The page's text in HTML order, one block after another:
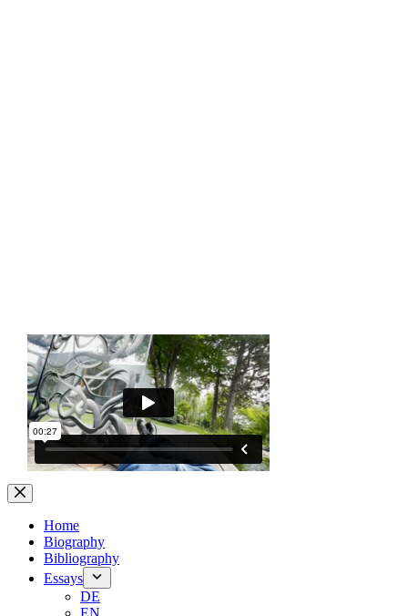
Home
Biography
Bibliography
Essays
DE
EN